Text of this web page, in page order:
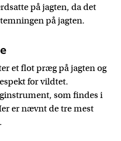
på jagten, da det
på jagten.
et flot præg på jagten og
for vildtet.
som findes i
er nævnt de tre mest